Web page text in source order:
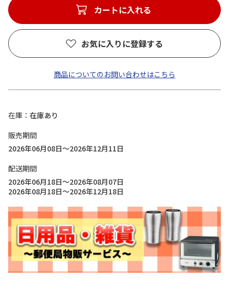
カートに入れる
お気に入りに登録する
商品についてのお問い合わせはこちら
在庫
在庫あり
販売期間
2026年06月08日～2026年12月11日
配送期間
2026年06月18日～2026年08月07日
2026年08月18日～2026年12月18日